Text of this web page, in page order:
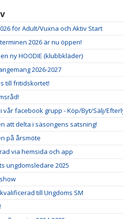
för Adult/Vuxna och Aktiv Start
2026 är nu öppen!
ny HOODIE (klubbkläder)
2026-2027
till fritidskortet!
i vår facebook grupp - Köp/Byt/Sälj/
att delta i säsongens satsning!
på årsmöte
via hemsida och app
ungdomsledare 2025
till Ungdoms SM